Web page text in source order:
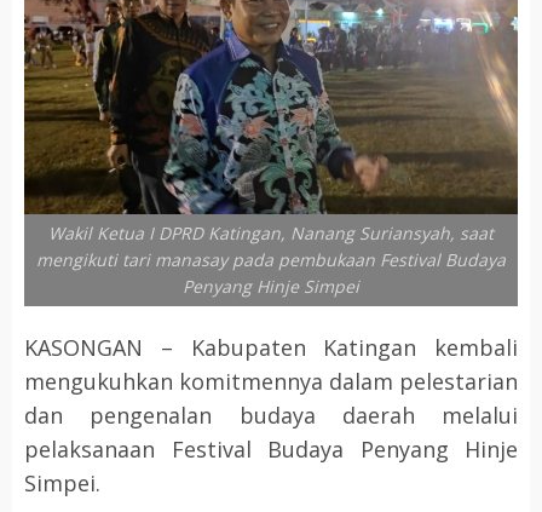
Wakil Ketua I DPRD Katingan, Nanang Suriansyah, saat
mengikuti tari manasay pada pembukaan Festival Budaya
Penyang Hinje Simpei
KASONGAN – Kabupaten Katingan kembali
mengukuhkan komitmennya dalam pelestarian
dan pengenalan budaya daerah melalui
pelaksanaan Festival Budaya Penyang Hinje
Simpei.